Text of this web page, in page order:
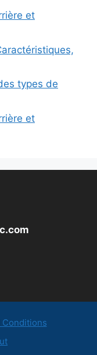
et
types de
et
Conditions